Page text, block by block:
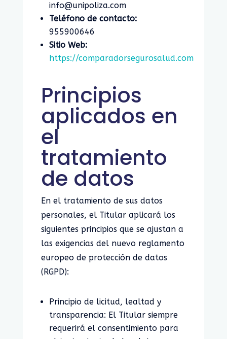
info@unipoliza.com
Teléfono de contacto:
955900646
Sitio Web:
https://comparadorsegurosalud.com
Principios
aplicados en
el
tratamiento
de datos
En el tratamiento de sus datos
personales, el Titular aplicará los
siguientes principios que se ajustan a
las exigencias del nuevo reglamento
europeo de protección de datos
(RGPD):
Principio de licitud, lealtad y
transparencia: El Titular siempre
requerirá el consentimiento para